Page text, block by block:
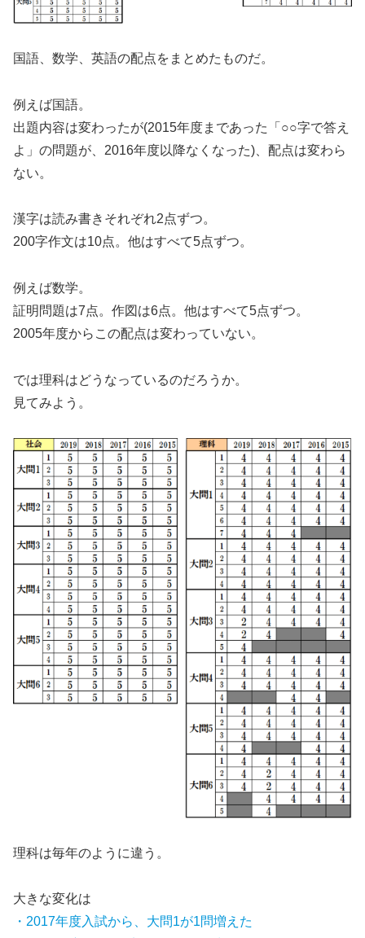
国語、数学、英語の配点をまとめたものだ。
例えば国語。
出題内容は変わったが(2015年度まであった「○○字で答え
よ」の問題が、2016年度以降なくなった)、配点は変わら
ない。
漢字は読み書きそれぞれ2点ずつ。
200字作文は10点。他はすべて5点ずつ。
例えば数学。
証明問題は7点。作図は6点。他はすべて5点ずつ。
2005年度からこの配点は変わっていない。
では理科はどうなっているのだろうか。
見てみよう。
理科は毎年のように違う。
大きな変化は
・2017年度入試から、大問1が1問増えた